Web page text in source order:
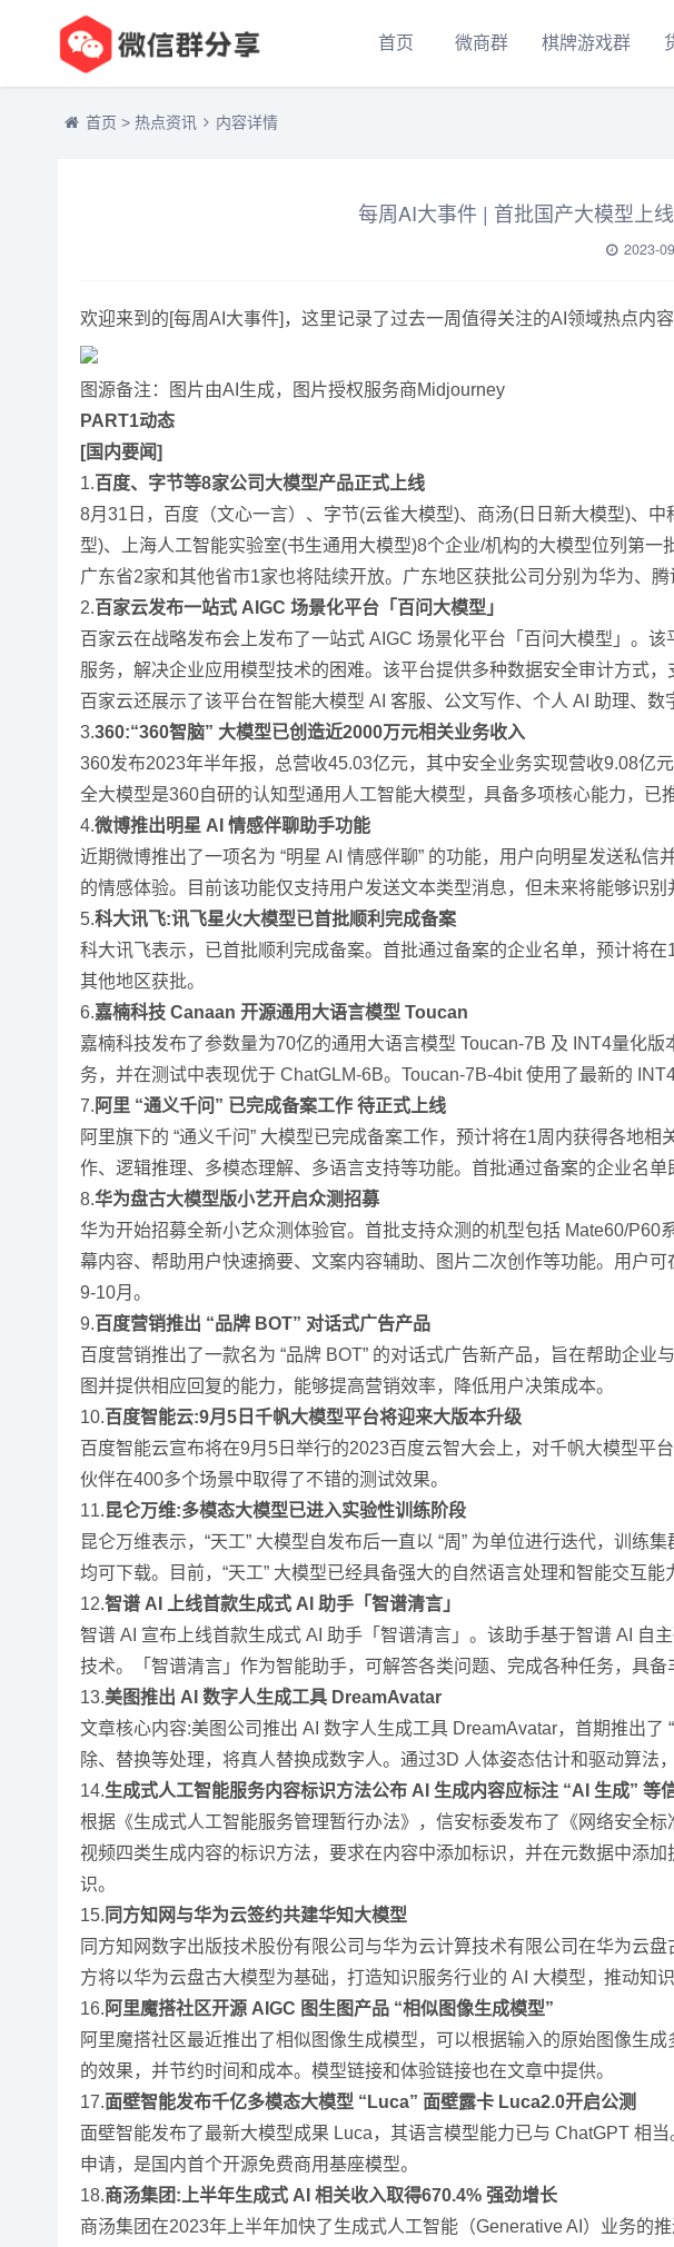
首页 微商群 棋牌游戏群
首页 > 热点资讯 内容详情
每周AI大事件 | 首批国产大模型上
2023-
欢迎来到的[每周AI大事件]，这里记录了过去一周值得关注的AI领域热点内
图源备注：图片由AI生成，图片授权服务商Midjourney
PART1动态
[国内要闻]
1.百度、字节等8家公司大模型产品正式上线
8月31日，百度（文心一言）、字节(云雀大模型)、商汤(日日新大模型)、
型)、上海人工智能实验室(书生通用大模型)8个企业/机构的大模型位列第一
广东省2家和其他省市1家也将陆续开放。广东地区获批公司分别为华为、
2.百家云发布一站式 AIGC 场景化平台「百问大模型」
百家云在战略发布会上发布了一站式 AIGC 场景化平台「百问大模型」。
服务，解决企业应用模型技术的困难。该平台提供多种数据安全审计方式
百家云还展示了该平台在智能大模型 AI 客服、公文写作、个人 AI 助理、数
3.360:“360智脑” 大模型已创造近2000万元相关业务收入
360发布2023年半年报，总营收45.03亿元，其中安全业务实现营收9.08亿
全大模型是360自研的认知型通用人工智能大模型，具备多项核心能力，已
4.微博推出明星 AI 情感伴聊助手功能
近期微博推出了一项名为 “明星 AI 情感伴聊” 的功能，用户向明星发送私
的情感体验。目前该功能仅支持用户发送文本类型消息，但未来将能够识别
5.科大讯飞:讯飞星火大模型已首批顺利完成备案
科大讯飞表示，已首批顺利完成备案。首批通过备案的企业名单，预计将
其他地区获批。
6.嘉楠科技 Canaan 开源通用大语言模型 Toucan
嘉楠科技发布了参数量为70亿的通用大语言模型 Toucan-7B 及 INT4量化
务，并在测试中表现优于 ChatGLM-6B。Toucan-7B-4bit 使用了最新的
7. 阿里 “通义千问” 已完成备案工作 待正式上线
阿里旗下的 “通义千问” 大模型已完成备案工作，预计将在1周内获得各地
作、逻辑推理、多模态理解、多语言支持等功能。首批通过备案的企业名
8.华为盘古大模型版小艺开启众测招募
华为开始招募全新小艺众测体验官。首批支持众测的机型包括 Mate60/
幕内容、帮助用户快速摘要、文案内容辅助、图片二次创作等功能。用户
9-10月。
9.百度营销推出 “品牌 BOT” 对话式广告产品
百度营销推出了一款名为 “品牌 BOT” 的对话式广告新产品，旨在帮助企
图并提供相应回复的能力，能够提高营销效率，降低用户决策成本。
10.百度智能云:9月5日千帆大模型平台将迎来大版本升级
百度智能云宣布将在9月5日举行的2023百度云智大会上，对千帆大模型平
伙伴在400多个场景中取得了不错的测试效果。
11.昆仑万维:多模态大模型已进入实验性训练阶段
昆仑万维表示，“天工” 大模型自发布后一直以 “周” 为单位进行迭代，训
均可下载。目前，“天工” 大模型已经具备强大的自然语言处理和智能交互
12.智谱 AI 上线首款生成式 AI 助手「智谱清言」
智谱 AI 宣布上线首款生成式 AI 助手「智谱清言」。该助手基于智谱 AI 自
技术。「智谱清言」作为智能助手，可解答各类问题、完成各种任务，具
13.美图推出 AI 数字人生成工具 DreamAvatar
文章核心内容:美图公司推出 AI 数字人生成工具 DreamAvatar，首期推出
除、替换等处理，将真人替换成数字人。通过3D 人体姿态估计和驱动算法
14.生成式人工智能服务内容标识方法公布 AI 生成内容应标注 “AI 生成” 等
根据《生成式人工智能服务管理暂行办法》，信安标委发布了《网络安全
视频四类生成内容的标识方法，要求在内容中添加标识，并在元数据中添
识。
15. 同方知网与华为云签约共建华知大模型
同方知网数字出版技术股份有限公司与华为云计算技术有限公司在华为云
方将以华为云盘古大模型为基础，打造知识服务行业的 AI 大模型，推动知
16. 阿里魔搭社区开源 AIGC 图生图产品 “相似图像生成模型”
阿里魔搭社区最近推出了相似图像生成模型，可以根据输入的原始图像生
的效果，并节约时间和成本。模型链接和体验链接也在文章中提供。
17.面壁智能发布千亿多模态大模型 “Luca” 面壁露卡 Luca2.0开启公测
面壁智能发布了最新大模型成果 Luca，其语言模型能力已与 ChatGPT 相
申请，是国内首个开源免费商用基座模型。
18.商汤集团:上半年生成式 AI 相关收入取得670.4% 强劲增长
商汤集团在2023年上半年加快了生成式人工智能（Generative AI）业务的